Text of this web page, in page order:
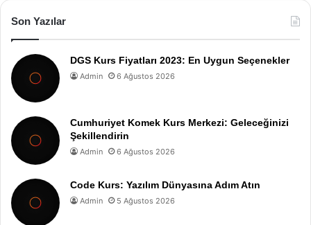
Son Yazılar
DGS Kurs Fiyatları 2023: En Uygun Seçenekler
Admin 6 Ağustos 2026
Cumhuriyet Komek Kurs Merkezi: Geleceğinizi
Şekillendirin
Admin 6 Ağustos 2026
Code Kurs: Yazılım Dünyasına Adım Atın
Admin 5 Ağustos 2026